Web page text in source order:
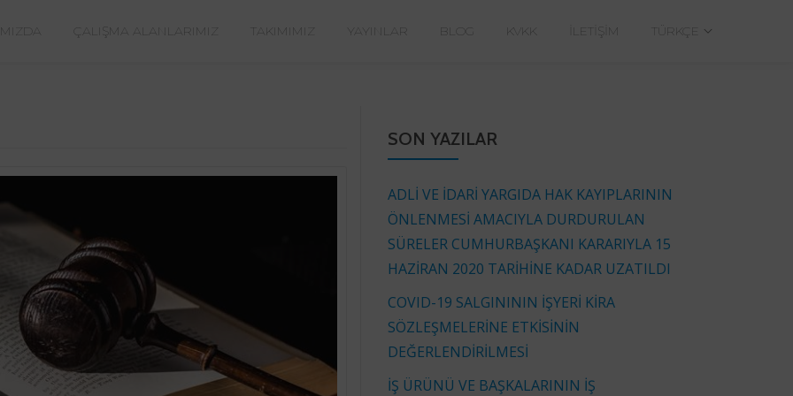
ÇALIŞMA ALANLARIMIZ TAKIMIMIZ YAYINLAR BLOG KVKK İLETIŞIM TÜRKÇE
SON YAZILAR
ADLİ VE İDARİ YARGIDA HAK KAYIPLARININ
ÖNLENMESİ AMACIYLA DURDURULAN
SÜRELER CUMHURBAŞKANI KARARIYLA 15
HAZİRAN 2020 TARİHİNE KADAR UZATILDI
COVID-19 SALGINININ İŞYERİ KİRA
SÖZLEŞMELERİNE ETKİSİNİN
DEĞERLENDİRİLMESİ
İŞ ÜRÜNÜ VE BAŞKALARININ İŞ